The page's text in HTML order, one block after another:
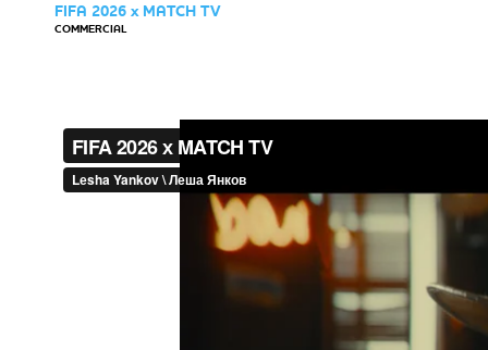
FIFA 2026 х MATCH TV
COMMERCIAL